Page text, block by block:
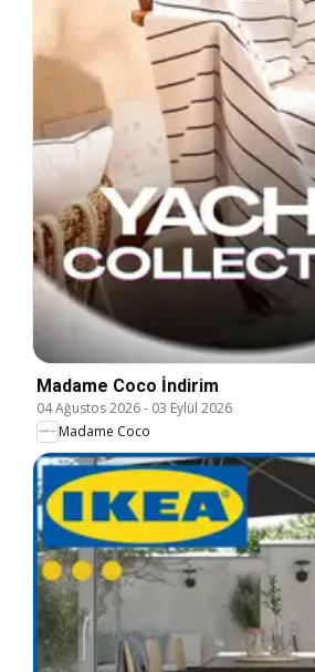
Madame Coco İndirim
04 Ağustos 2026- 03 Eylül 2026
Madame Coco